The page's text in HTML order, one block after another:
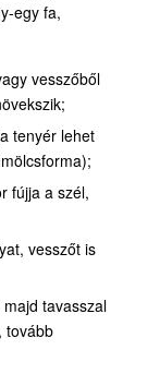
egy fa,
vesszőből
tenyér lehet
fújja a szél,
vesszőt is
tavasszal
tovább